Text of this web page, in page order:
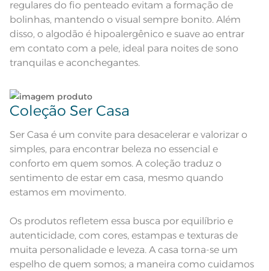
Acabamento Estampado
Instruções de Lavagem
Lavação a 40ºC; Proibido alvejar;
Secar em tambor com
temperatura máxima de 60º; Ferro
de passar com temperatura
seco;
Observações
regulares do fio penteado evitam a formação de
bolinhas, mantendo o visual sempre bonito. Além
disso, o algodão é hipoalergênico e suave ao entrar
em contato com a pele, ideal para noites de sono
tranquilas e aconchegantes.
Coleção Ser Casa
Ser Casa é um convite para desacelerar e valorizar o
simples, para encontrar beleza no essencial e
conforto em quem somos. A coleção traduz o
sentimento de estar em casa, mesmo quando
estamos em movimento.
Os produtos refletem essa busca por equilíbrio e
autenticidade, com cores, estampas e texturas de
muita personalidade e leveza. A casa torna-se um
espelho de quem somos; a maneira como cuidamos